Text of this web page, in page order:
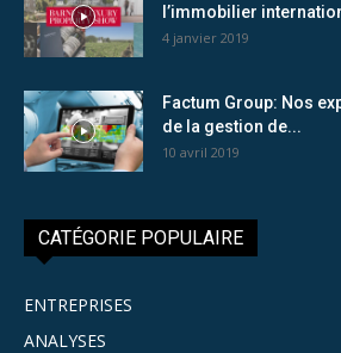
l’immobilier
4 janvier 2019
Factum Group: Nos
de la gestion de...
10 avril 2019
CATÉGORIE POPULAIRE
ENTREPRISES
ANALYSES